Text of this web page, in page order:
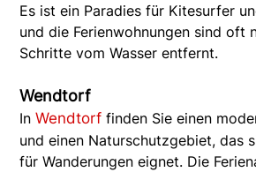
Es ist ein Paradies für Kitesurfer
und die Ferienwohnungen sind oft
Schritte vom Wasser entfernt.
Wendtorf
InWendtorf finden Sie einen
und einen Naturschutzgebiet, das
für Wanderungen eignet. Die